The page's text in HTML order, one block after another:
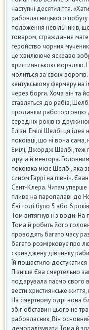
наступні десятиліття.
рабовласницького
положення невільників,
товаром, страждання
геройство чорних
це хвилююче яскраво
християнською мораллю.
молиться за своїх
кентукському фермеру на
через борги. Хоча він та
ставляться до рабів,
продавши работорговцю
середніх років із
Елізи. Емілі Шелбі ця
покоївці, що ні вона сама,
Емілі, Джордж Шелбі, теж
друга й ментора.
покоївка місіс Шелбі, яка
сином Гаррі на північ.
Сент-Клера. Читач
пливе на паропалаві до
Єві тоді було 5 або 6
Том витягнув її з води.
Тома й робить його
проводять багато часу
багато розмірковує про
скривджену дівчинку
Їй пощастило достукатися
Пізніше Єва смертельно
подарувала пасмо свого
вести християнське
На смертному одрі вона
збіг обставин цього не
рабовласник, Він